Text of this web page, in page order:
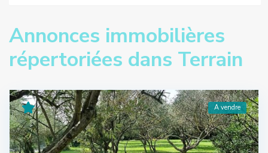
Annonces immobilières
répertoriées dans Terrain
A vendre